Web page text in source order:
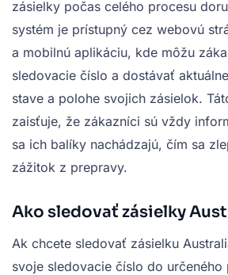
zásielky počas celého procesu
systém je prístupný cez webovú
a mobilnú aplikáciu, kde môžu
sledovacie číslo a dostávať
stave a polohe svojich zásielok.
zaisťuje, že zákazníci sú vždy
sa ich balíky nachádzajú, čím sa
zážitok z prepravy.
Ako sledovať zásielky
Ak chcete sledovať zásielku
svoje sledovacie číslo do určeného